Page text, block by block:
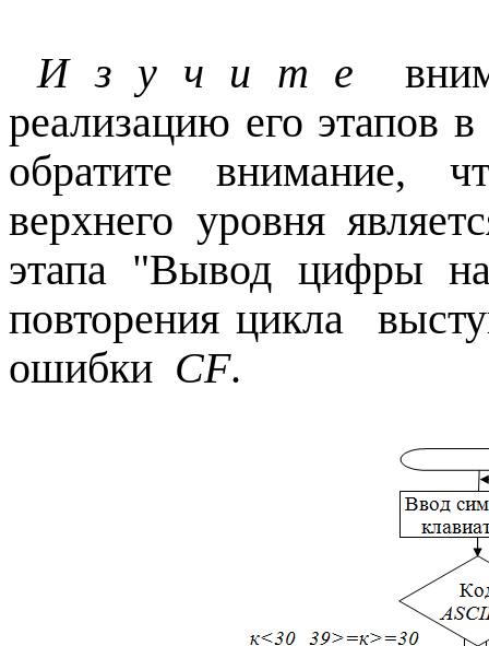
И з у ч и т е
реализацию его этапов
обратите внимание,
верхнего уровня
этапа "Вывод цифры
повторения цикла
ошибки CF.